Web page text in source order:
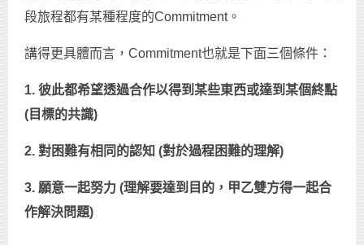
段旅程都有某種程度的Commitment。
講得更具體而言，Commitment也就是下面三個條件：
1. 彼此都希望透過合作以得到某些東西或達到某個終點
(目標的共識)
2. 對困難有相同的認知 (對於過程困難的理解)
3. 願意一起努力 (理解要達到目的，甲乙雙方得一起合
作解決問題)